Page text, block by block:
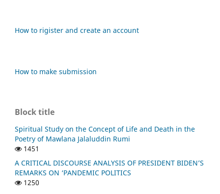
How to rigister and create an account
How to make submission
Block title
Spiritual Study on the Concept of Life and Death in the
Poetry of Mawlana Jalaluddin Rumi
1451
A CRITICAL DISCOURSE ANALYSIS OF PRESIDENT BIDEN’S
REMARKS ON ‘PANDEMIC POLITICS
1250